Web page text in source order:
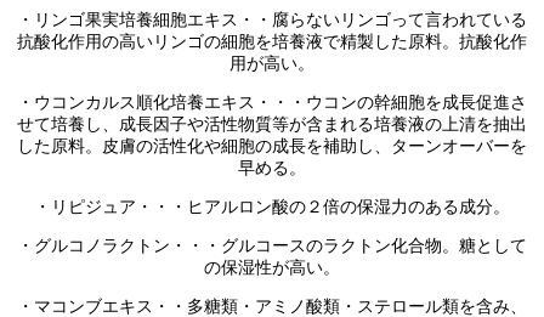
・リンゴ果実培養細胞エキス・・腐らないリンゴって言われている
抗酸化作用の高いリンゴの細胞を培養液で精製した原料。抗酸化作
用が高い。
・ウコンカルス順化培養エキス・・・ウコンの幹細胞を成長促進さ
せて培養し、成長因子や活性物質等が含まれる培養液の上清を抽出
した原料。皮膚の活性化や細胞の成長を補助し、ターンオーバーを
早める。
・リピジュア・・・ヒアルロン酸の２倍の保湿力のある成分。
・グルコノラクトン・・・グルコースのラクトン化合物。糖として
の保湿性が高い。
・マコンブエキス・・多糖類・アミノ酸類・ステロール類を含み、